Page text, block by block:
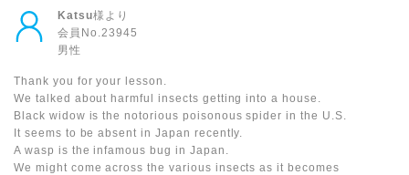
Katsu様より
会員No.23945
男性
Thank you for your lesson.
We talked about harmful insects getting into a house.
Black widow is the notorious poisonous spider in the U.S.
It seems to be absent in Japan recently.
A wasp is the infamous bug in Japan.
We might come across the various insects as it becomes